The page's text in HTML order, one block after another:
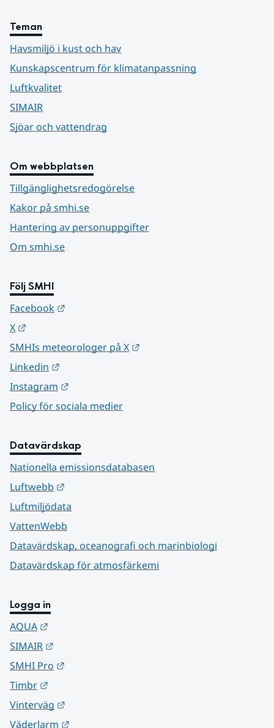
Teman
Havsmiljö i kust och hav
Kunskapscentrum för klimatanpassning
Luftkvalitet
SIMAIR
Sjöar och vattendrag
Om webbplatsen
Tillgänglighetsredogörelse
Kakor på smhi.se
Hantering av personuppgifter
Om smhi.se
Följ SMHI
Facebook
X
SMHIs meteorologer på X
Linkedin
Instagram
Policy för sociala medier
Datavärdskap
Nationella emissionsdatabasen
Luftwebb
Luftmiljödata
VattenWebb
Datavärdskap, oceanografi och marinbiologi
Datavärdskap för atmosfärkemi
Logga in
AQUA
SIMAIR
SMHI Pro
Timbr
Vinterväg
Väderlarm